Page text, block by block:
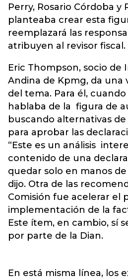
Perry, Rosario Córdoba y
planteaba crear esta
reemplazará las
atribuyen al revisor fiscal.
Eric Thompson, socio de
Andina de Kpmg, da una
del tema. Para él,
hablaba de la figura de
buscando alternativas
para aprobar las
“Este es un análisis
contenido de una
quedar solo en manos
dijo. Otra de las
Comisión fue acelerar el
implementación de la
Este ítem, en cambio, sí
por parte de la Dian.
En está misma línea, los